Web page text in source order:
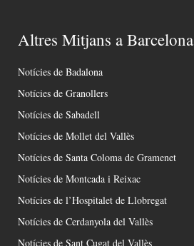
Altres Mitjans a Barcelona
Notícies de Badalona
Notícies de Granollers
Notícies de Sabadell
Notícies de Mollet del Vallès
Notícies de Santa Coloma de Gramenet
Notícies de Montcada i Reixac
Notícies de l’Hospitalet de Llobregat
Notícies de Cerdanyola del Vallès
Notícies de Sant Cugat del Vallès